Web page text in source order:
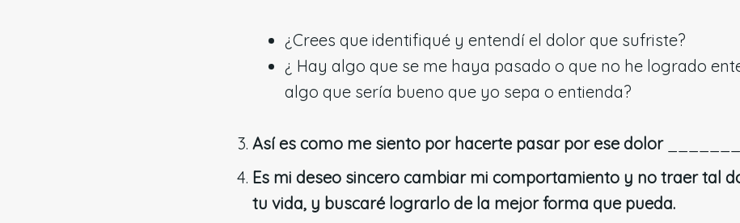
¿Crees que identifiqué y entendí el dolor que sufriste?
¿ Hay algo que se me haya pasado o que no he logrado
algo que sería bueno que yo sepa o entienda?
Así es como me siento por hacerte pasar por ese dolor
Es mi deseo sincero cambiar mi comportamiento y no traer tal
tu vida, y buscaré lograrlo de la mejor forma que pueda.